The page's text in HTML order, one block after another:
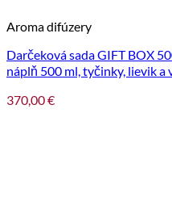
Aroma difúzery
Darčeková sada GIFT BOX
náplň 500 ml, tyčinky, lievik a
370,00€